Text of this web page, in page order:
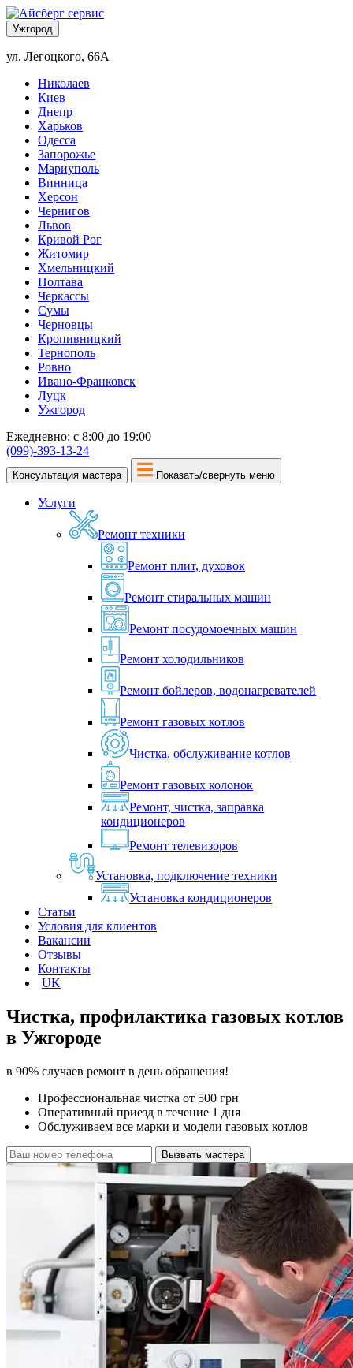
Ужгород
ул. Легоцкого, 66А
Николаев
Киев
Днепр
Харьков
Одесса
Запорожье
Мариуполь
Винница
Херсон
Чернигов
Львов
Кривой Рог
Житомир
Хмельницкий
Полтава
Черкассы
Сумы
Черновцы
Кропивницкий
Тернополь
Ровно
Ивано-Франковск
Луцк
Ужгород
Ежедневно: с 8:00 до 19:00
(099)-393-13-24
Консультация мастера Показать/свернуть меню
Услуги
Ремонт техники
Ремонт плит, духовок
Ремонт стиральных машин
Ремонт посудомоечных машин
Ремонт холодильников
Ремонт бойлеров, водонагревателей
Ремонт газовых котлов
Чистка, обслуживание котлов
Ремонт газовых колонок
Ремонт, чистка, заправка
кондиционеров
Ремонт телевизоров
Установка, подключение техники
Установка кондиционеров
Статьи
Условия для клиентов
Вакансии
Отзывы
Контакты
UK
Чистка, профилактика газовых котлов
в Ужгороде
в 90% случаев ремонт в день обращения!
Профессиональная чистка от 500 грн
Оперативный приезд в течение 1 дня
Обслуживаем все марки и модели газовых котлов
Вызвать мастера